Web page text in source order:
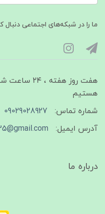
ما را در شبکه‌های اجتماعی دنبال
هفت روز
هستیم
شماره تماس:
09029028927
آدرس ایمیل:
درباره ما